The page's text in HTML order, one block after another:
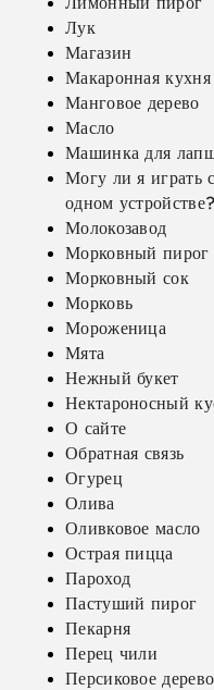
Лук
Магазин
Макаронная кухня
Манговое дерево
Масло
Машинка для
Могу ли я играть
одном устройстве?
Молокозавод
Морковный пирог
Морковный сок
Морковь
Мороженица
Мята
Нежный букет
Нектароносный
О сайте
Обратная связь
Огурец
Олива
Оливковое масло
Острая пицца
Пароход
Пастуший пирог
Пекарня
Перец чили
Персиковое дерево